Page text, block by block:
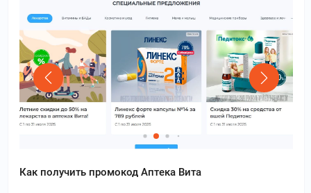
Как получить промокод Аптека Вита